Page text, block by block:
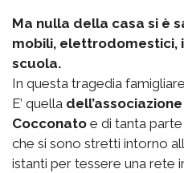
Ma nulla della casa si è
mobili, elettrodomestici,
scuola.
In questa tragedia
E’ quella
Cocconato e di tanta
che si sono stretti intorno
istanti per tessere una rete